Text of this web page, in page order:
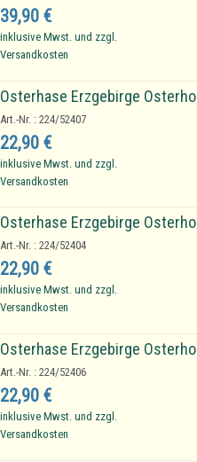
39,90 €
inklusive Mwst. und zzgl.
Versandkosten
Osterhase Erzgebirge
Art.-Nr. : 224/52407
22,90 €
inklusive Mwst. und zzgl.
Versandkosten
Osterhase Erzgebirge
Art.-Nr. : 224/52404
22,90 €
inklusive Mwst. und zzgl.
Versandkosten
Osterhase Erzgebirge
Art.-Nr. : 224/52406
22,90 €
inklusive Mwst. und zzgl.
Versandkosten